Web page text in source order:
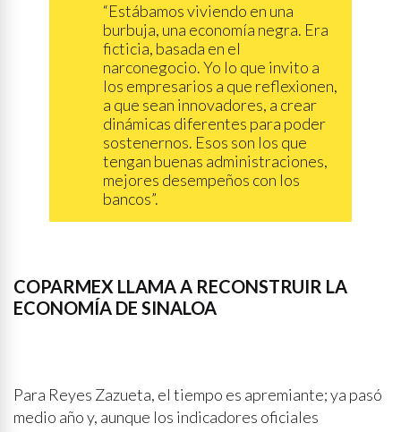
“Estábamos viviendo en una
burbuja, una economía negra. Era
ficticia, basada en el
narconegocio. Yo lo que invito a
los empresarios a que reflexionen,
a que sean innovadores, a crear
dinámicas diferentes para poder
sostenernos. Esos son los que
tengan buenas administraciones,
mejores desempeños con los
bancos”.
COPARMEX LLAMA A RECONSTRUIR LA
ECONOMÍA DE SINALOA
Para Reyes Zazueta, el tiempo es apremiante; ya pasó
medio año y, aunque los indicadores oficiales